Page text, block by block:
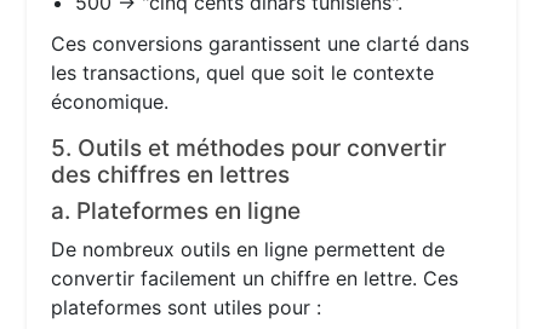
Ces conversions garantissent une clarté dans
les transactions, quel que soit le contexte
économique.
5. Outils et méthodes pour convertir
des chiffres en lettres
a. Plateformes en ligne
De nombreux outils en ligne permettent de
convertir facilement un chiffre en lettre. Ces
plateformes sont utiles pour :